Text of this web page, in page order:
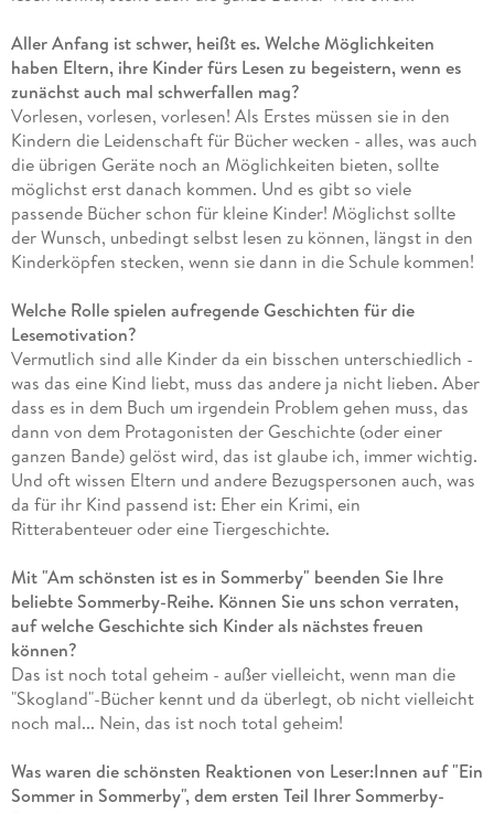
Familie.
Erfolgsreihe von Bestsellerautorin Kirsten Boie mit
über 300.000 verkauften Exemplaren.
Stimmungsvoll illustriert: Die zauberhaften Bilder von
Verena Körting erwecken die Geschichte zum Leben.
Das perfekte Geschenk: Eine wunderbare
Überraschung für das Osternest oder zur Einstimmung
auf den Frühling.
Sehnsucht nach Sommerby. In derErfolgsreihesind bisher
folgende Titel erschienen:
Band 1: Ein Sommer in Sommerby
Band 3: Für immer Sommerby
Aller Anfang ist schwer, heißt es. Welche Möglichkeiten
haben Eltern, ihre Kinder fürs Lesen zu begeistern, wenn es
zunächst auch mal schwerfallen mag?
Vorlesen, vorlesen, vorlesen! Als Erstes müssen sie in den
Kindern die Leidenschaft für Bücher wecken - alles, was auch
die übrigen Geräte noch an Möglichkeiten bieten, sollte
möglichst erst danach kommen. Und es gibt so viele
passende Bücher schon für kleine Kinder! Möglichst sollte
der Wunsch, unbedingt selbst lesen zu können, längst in den
Kinderköpfen stecken, wenn sie dann in die Schule kommen!
Welche Rolle spielen aufregende Geschichten für die
Lesemotivation?
Vermutlich sind alle Kinder da ein bisschen unterschiedlich -
was das eine Kind liebt, muss das andere ja nicht lieben. Aber
dass es in dem Buch um irgendein Problem gehen muss, das
dann von dem Protagonisten der Geschichte (oder einer
ganzen Bande) gelöst wird, das ist glaube ich, immer wichtig.
Und oft wissen Eltern und andere Bezugspersonen auch, was
da für ihr Kind passend ist: Eher ein Krimi, ein
Ritterabenteuer oder eine Tiergeschichte.
Mit "Am schönsten ist es in Sommerby" beenden Sie Ihre
beliebte Sommerby-Reihe. Können Sie uns schon verraten,
auf welche Geschichte sich Kinder als nächstes freuen
können?
Das ist noch total geheim - außer vielleicht, wenn man die
"Skogland"-Bücher kennt und da überlegt, ob nicht vielleicht
noch mal... Nein, das ist noch total geheim!
Was waren die schönsten Reaktionen von Leser:Innen auf "Ein
Sommer in Sommerby", dem ersten Teil Ihrer Sommerby-